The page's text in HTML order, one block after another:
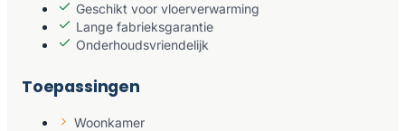
Geschikt voor vloerverwarming
Lange fabrieksgarantie
Onderhoudsvriendelijk
Toepassingen
Woonkamer